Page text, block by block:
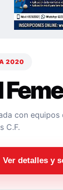
2020
con
C.F.
Ver detalles y